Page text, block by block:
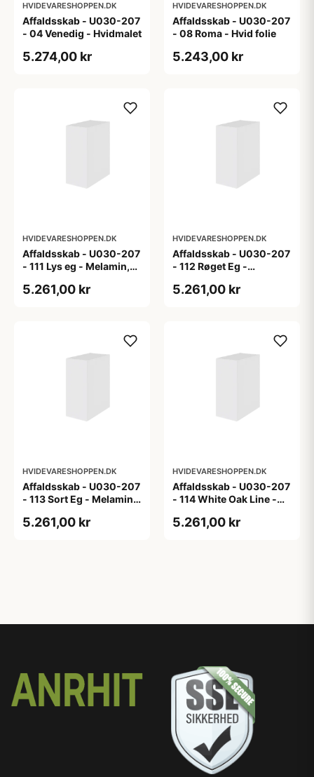
HVIDEVARESHOPPEN.DK
Affaldsskab - U030-207
- 04 Venedig - Hvidmalet
5.274,00 kr
HVIDEVARESHOPPEN.DK
Affaldsskab - U030-207
- 08 Roma - Hvid folie
5.243,00 kr
HVIDEVARESHOPPEN.DK
Affaldsskab - U030-207
- 111 Lys eg - Melamin,
5.261,00 kr
HVIDEVARESHOPPEN.DK
Affaldsskab - U030-207
- 112 Røget Eg -
5.261,00 kr
HVIDEVARESHOPPEN.DK
Affaldsskab - U030-207
- 113 Sort Eg - Melamin,
5.261,00 kr
HVIDEVARESHOPPEN.DK
Affaldsskab - U030-207
- 114 White Oak Line -
5.261,00 kr